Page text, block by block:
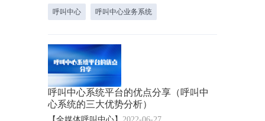
呼叫中心 呼叫中心业务系统
呼叫中心系统平台的优点分享（呼叫中
心系统的三大优势分析）